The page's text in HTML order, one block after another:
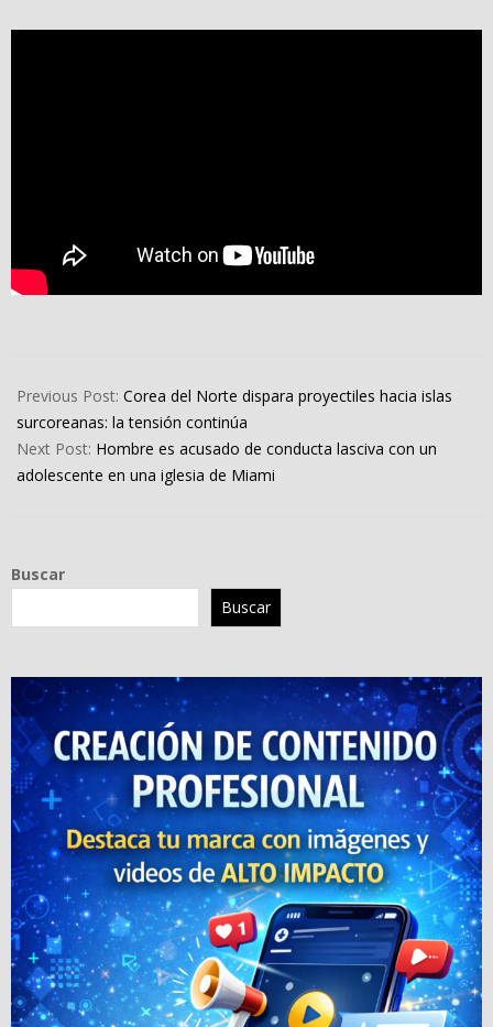
01-
05
Previous Post: Corea del Norte dispara proyectiles hacia islas
surcoreanas: la tensión continúa
Next Post: Hombre es acusado de conducta lasciva con un
adolescente en una iglesia de Miami
Buscar
Buscar